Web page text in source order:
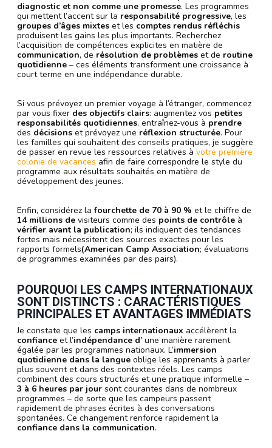
diagnostic et non comme une promesse. Les programmes
qui mettent l’accent sur la responsabilité progressive, les
groupes d’âges mixtes et les comptes rendus réfléchis
produisent les gains les plus importants. Recherchez
l’acquisition de compétences explicites en matière de
communication, de résolution de problèmes et de routine
quotidienne – ces éléments transforment une croissance à
court terme en une indépendance durable.
Si vous prévoyez un premier voyage à l’étranger, commencez
par vous fixer des objectifs clairs: augmentez vos petites
responsabilités quotidiennes, entraînez-vous à prendre
des décisions et prévoyez une réflexion structurée. Pour
les familles qui souhaitent des conseils pratiques, je suggère
de passer en revue les ressources relatives à votre première
colonie de vacances afin de faire correspondre le style du
programme aux résultats souhaités en matière de
développement des jeunes.
Enfin, considérez lafourchette de 70 à 90 % et le chiffre de
14 millions de visiteurs comme des points de contrôle à
vérifier avant la publication; ils indiquent des tendances
fortes mais nécessitent des sources exactes pour les
rapports formels(American Camp Association; évaluations
de programmes examinées par des pairs).
POURQUOI LES CAMPS INTERNATIONAUX
SONT DISTINCTS : CARACTÉRISTIQUES
PRINCIPALES ET AVANTAGES IMMÉDIATS
Je constate que les camps internationaux accélèrent la
confiance et l’indépendance d’ une manière rarement
égalée par les programmes nationaux. L’immersion
quotidienne dans la langue oblige les apprenants à parler
plus souvent et dans des contextes réels. Les camps
combinent des cours structurés et une pratique informelle –
3 à 6 heures par jour sont courantes dans de nombreux
programmes – de sorte que les campeurs passent
rapidement de phrases écrites à des conversations
spontanées. Ce changement renforce rapidement la
confiance dans la communication.